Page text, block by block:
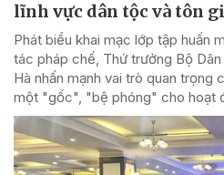
lĩnh vực dân tộc và tôn
Phát biểu khai mạc lớp tập huấn
tác pháp chế, Thứ trưởng Bộ
Hà nhấn mạnh vai trò quan
một "gốc", "bệ phóng" cho hoạt